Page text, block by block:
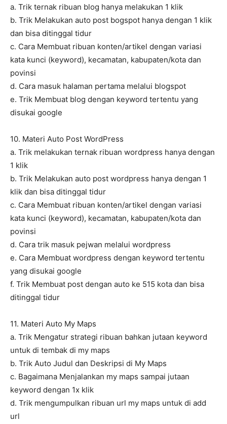
a. Trik ternak ribuan blog hanya melakukan 1 klik
b. Trik Melakukan auto post bogspot hanya dengan 1 klik
dan bisa ditinggal tidur
c. Cara Membuat ribuan konten/artikel dengan variasi
kata kunci (keyword), kecamatan, kabupaten/kota dan
povinsi
d. Cara masuk halaman pertama melalui blogspot
e. Trik Membuat blog dengan keyword tertentu yang
disukai google
10. Materi Auto Post WordPress
a. Trik melakukan ternak ribuan wordpress hanya dengan
1 klik
b. Trik Melakukan auto post wordpress hanya dengan 1
klik dan bisa ditinggal tidur
c. Cara Membuat ribuan konten/artikel dengan variasi
kata kunci (keyword), kecamatan, kabupaten/kota dan
povinsi
d. Cara trik masuk pejwan melalui wordpress
e. Cara Membuat wordpress dengan keyword tertentu
yang disukai google
f. Trik Membuat post dengan auto ke 515 kota dan bisa
ditinggal tidur
11. Materi Auto My Maps
a. Trik Mengatur strategi ribuan bahkan jutaan keyword
untuk di tembak di my maps
b. Trik Auto Judul dan Deskripsi di My Maps
c. Bagaimana Menjalankan my maps sampai jutaan
keyword dengan 1x klik
d. Trik mengumpulkan ribuan url my maps untuk di add
url